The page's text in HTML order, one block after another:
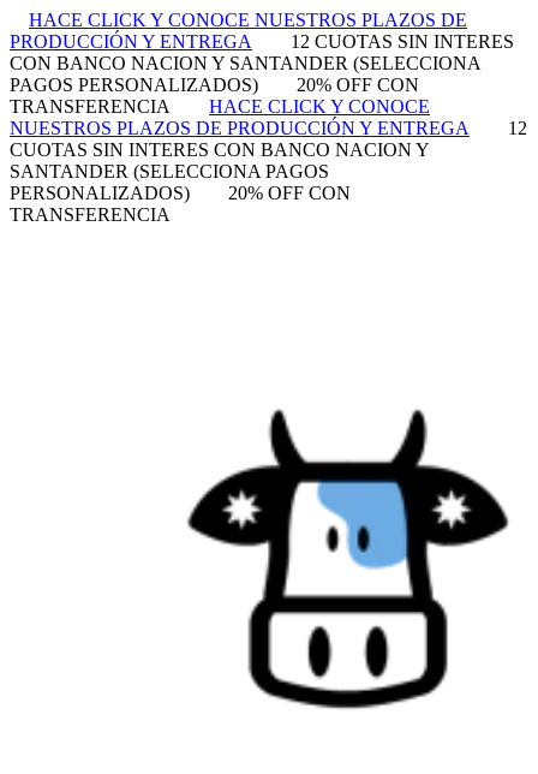
HACE CLICK Y CONOCE NUESTROS PLAZOS DE
PRODUCCIÓN Y ENTREGA
12 CUOTAS SIN INTERES
CON BANCO NACION Y SANTANDER (SELECCIONA
PAGOS PERSONALIZADOS)
20% OFF CON
TRANSFERENCIA
HACE CLICK Y CONOCE
NUESTROS PLAZOS DE PRODUCCIÓN Y ENTREGA
12
CUOTAS SIN INTERES CON BANCO NACION Y
SANTANDER (SELECCIONA PAGOS
PERSONALIZADOS)
20% OFF CON
TRANSFERENCIA